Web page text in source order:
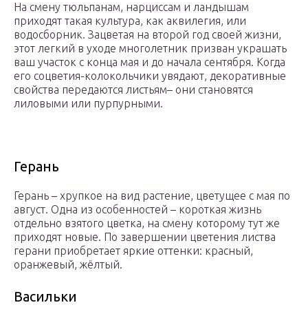
На смену тюльпанам, нарциссам и ландышам
приходят такая культура, как аквилегия, или
водосборник. Зацветая на второй год своей жизни,
этот легкий в уходе многолетник призван украшать
ваш участок с конца мая и до начала сентября. Когда
его соцветия-колокольчики увядают, декоративные
свойства передаются листьям– они становятся
лиловыми или пурпурными.
Герань
Герань – хрупкое на вид растение, цветущее с мая по
август. Одна из особенностей – короткая жизнь
отдельно взятого цветка, на смену которому тут же
приходят новые. По завершении цветения листва
герани приобретает яркие оттенки: красный,
оранжевый, жёлтый.
Васильки